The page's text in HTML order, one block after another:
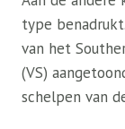
type
van het
(VS)
schelpen van